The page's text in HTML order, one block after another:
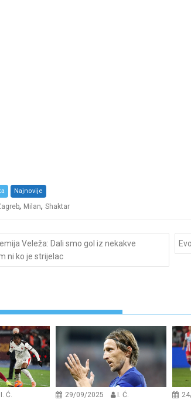
Najnovije
, Milan, Shaktar
Veleža: Dali smo gol iz nekakve
ni ko je strijelac
I. Ć. 29/09/2025 I. Ć.